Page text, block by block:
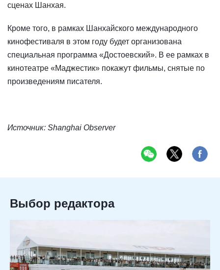
сценах Шанхая.
Кроме того, в рамках Шанхайского международного
кинофестиваля в этом году будет организована
специальная программа «Достоевский». В ее рамках в
кинотеатре «Маджестик» покажут фильмы, снятые по
произведениям писателя.
Источник: Shanghai Observer
Выбор редактора